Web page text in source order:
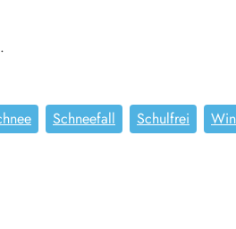
Schneefall Schulfrei